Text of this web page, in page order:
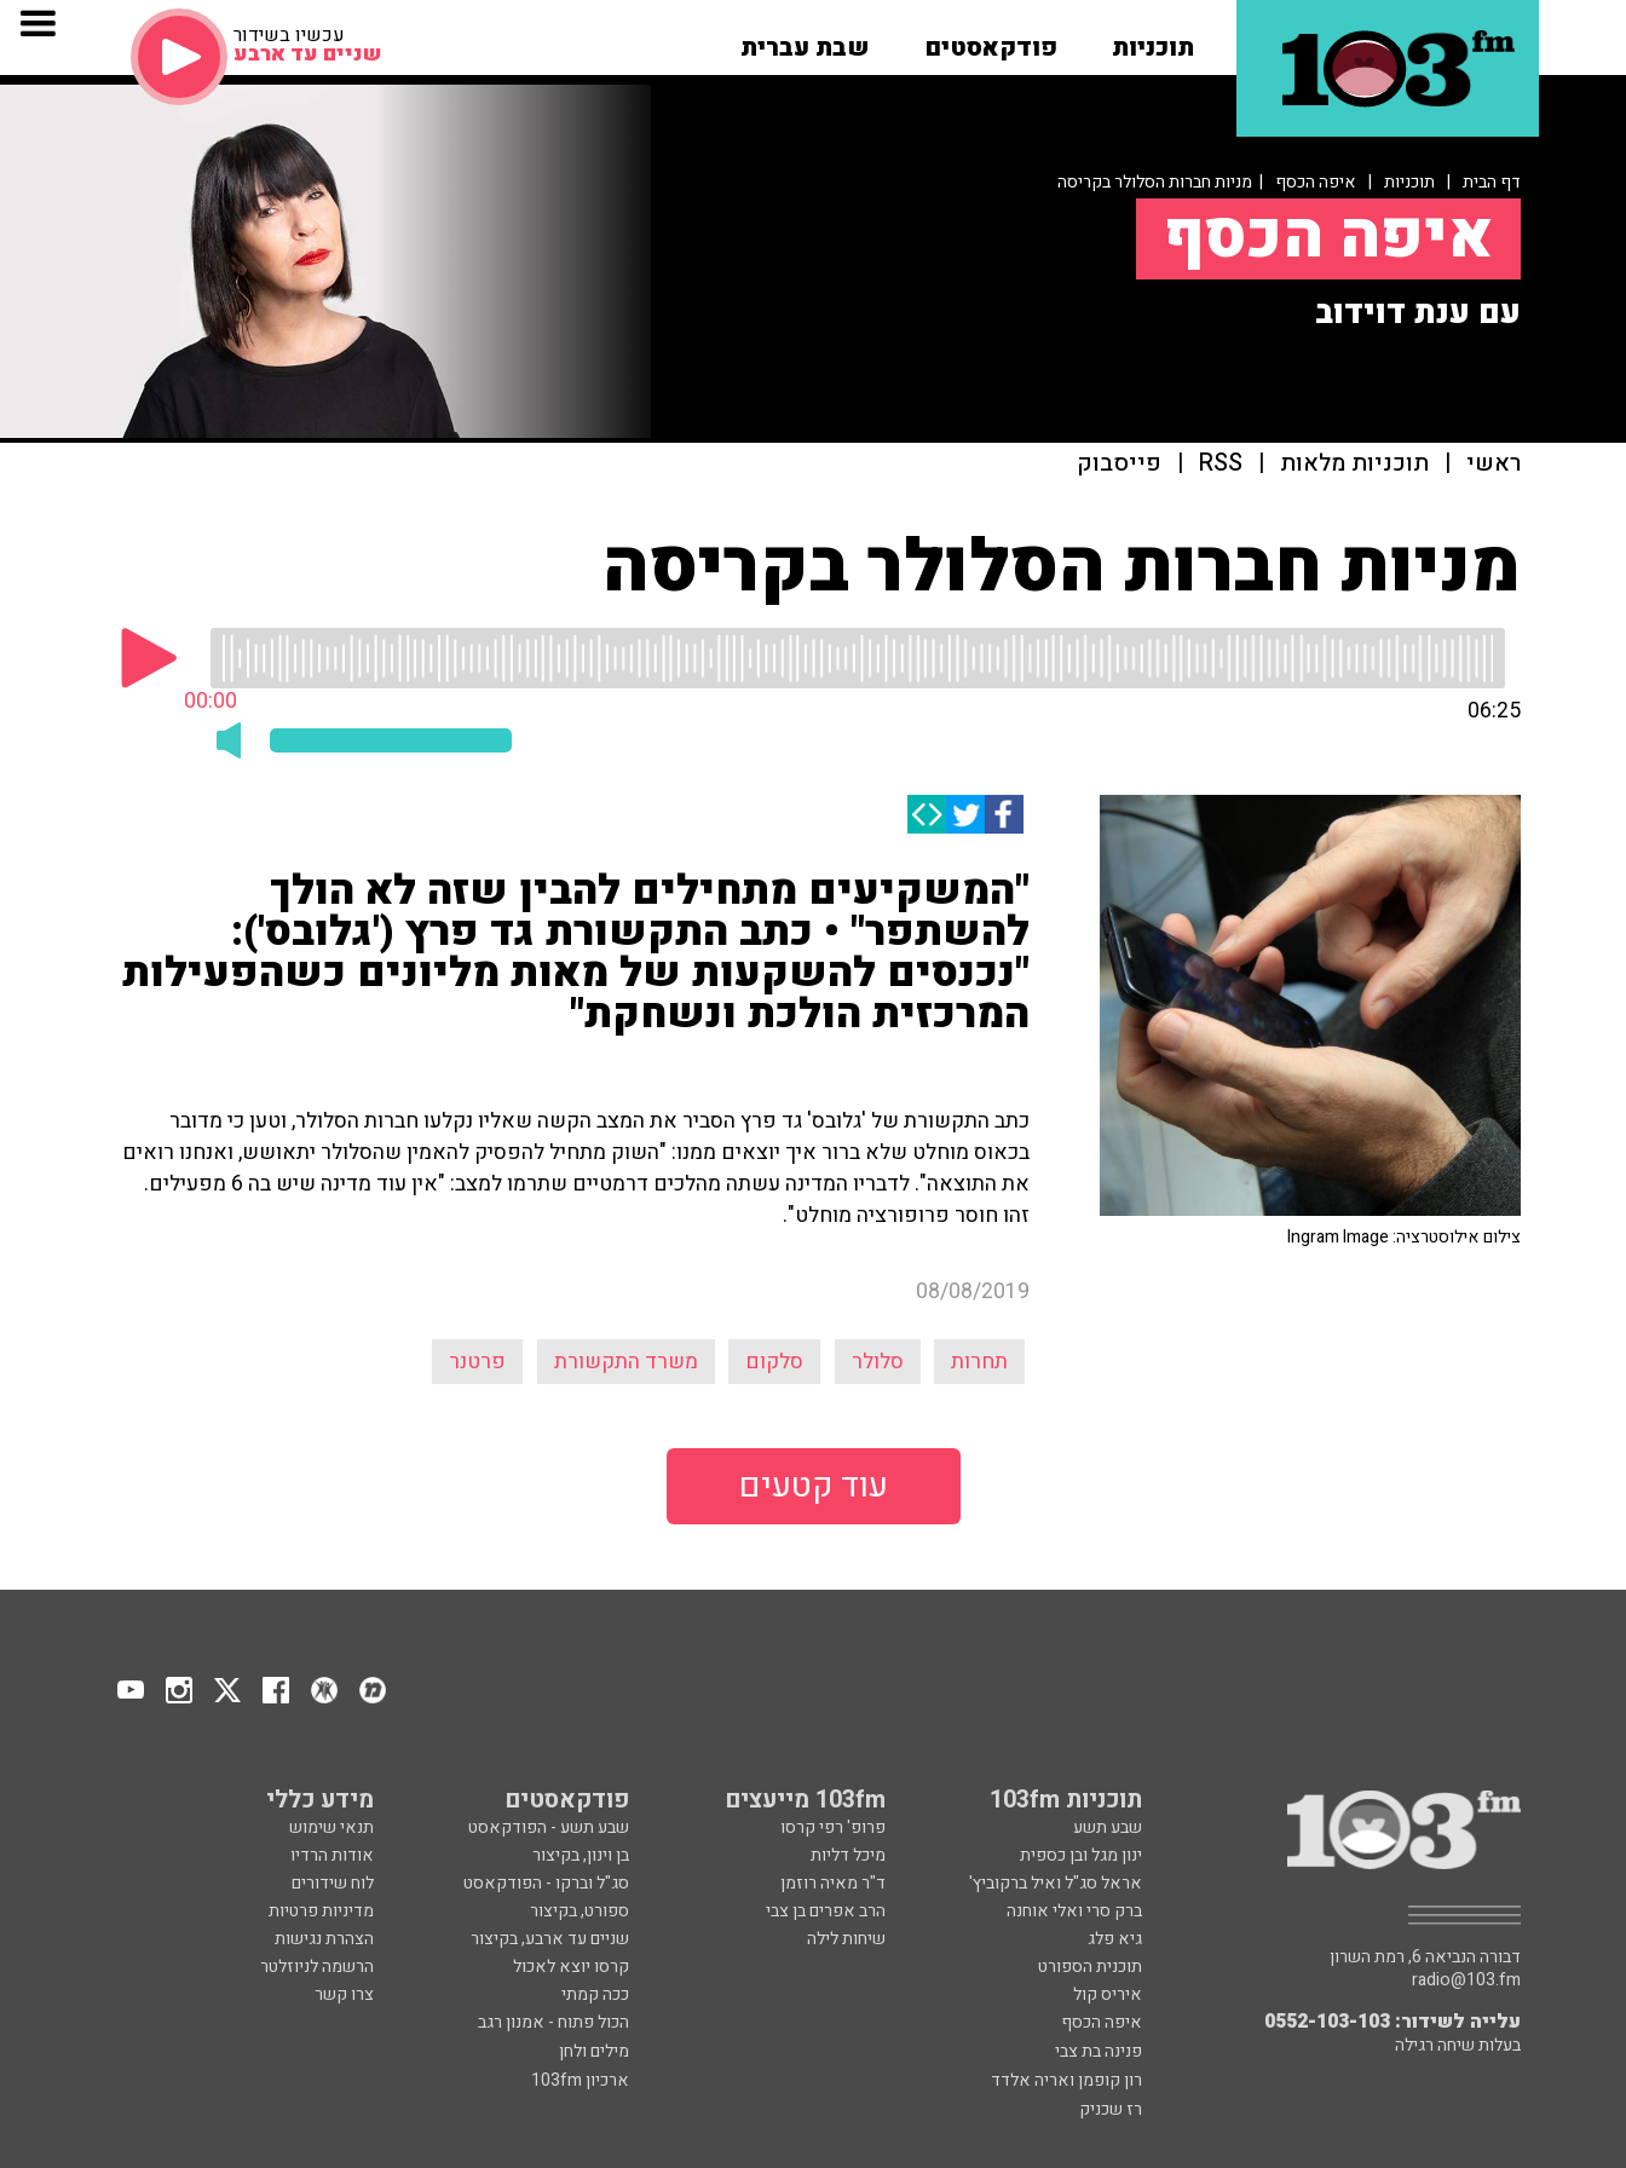
תוכניות פודקאסטים שבת עברית עכשיו בשידור
שניים עד ארבע
דף הבית | תוכניות | איפה הכסף | מניות חברות הסלולר בקריסה
איפה הכסף
עם ענת דוידוב
ראשי | תוכניות מלאות |
RSS
| פייסבוק
מניות חברות הסלולר בקריסה
00:00 06:25
"המשקיעים מתחילים להבין שזה לא הולך
להשתפר" • כתב התקשורת גד פרץ ('גלובס'):
"נכנסים להשקעות של מאות מליונים כשהפעילות
המרכזית הולכת ונשחקת"
כתב התקשורת של 'גלובס' גד פרץ הסביר את המצב הקשה שאליו נקלעו חברות הסלולר, וטען כי מדובר
בכאוס מוחלט שלא ברור איך יוצאים ממנו: "השוק מתחיל להפסיק להאמין שהסלולר יתאושש, ואנחנו רואים
את התוצאה". לדבריו המדינה עשתה מהלכים דרמטיים שתרמו למצב: "אין עוד מדינה שיש בה 6 מפעילים.
זהו חוסר פרופורציה מוחלט".
08/08/2019
תחרות סלולר סלקום משרד התקשורת פרטנר
צילום אילוסטרציה: Ingram Image
עוד קטעים
תוכניות 103fm 103fm מייעצים פודקאסטים מידע כללי
שבע תשע פרופ' רפי קרסו שבע תשע - הפודקאסט
תנאי שימוש
ינון מגל ובן כספית
מיכל דליות בן וינון, בקיצור
אודות הרדיו
אראל סג"ל ואיל ברקוביץ'
ד"ר מאיה רוזמן סג"ל וברקו - הפודקאסט
לוח שידורים
ברק סרי ואלי אוחנה
הרב אפרים בן צבי ספורט, בקיצור
מדיניות פרטיות
גיא פלג
שיחות לילה שניים עד ארבע, בקיצור
הצהרת נגישות
תוכנית הספורט
קרסו יוצא לאכול
הרשמה לניוזלטר
איריס קול
ככה קמתי
צרו קשר
איפה הכסף
הכול פתוח - אמנון רגב
פנינה בת צבי
מילים ולחן
רון קופמן ואריה אלדד
ארכיון 103fm
רז שכניק
דבורה הנביאה 6, רמת השרון
radio@103.fm
עלייה לשידור: 0552-103-103
בעלות שיחה רגילה